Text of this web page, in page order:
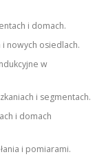
i domach.
i nowych osiedlach.
w
i segmentach.
i domach
i pomiarami.